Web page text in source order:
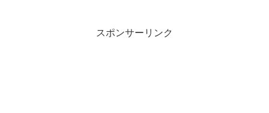
スポンサーリンク